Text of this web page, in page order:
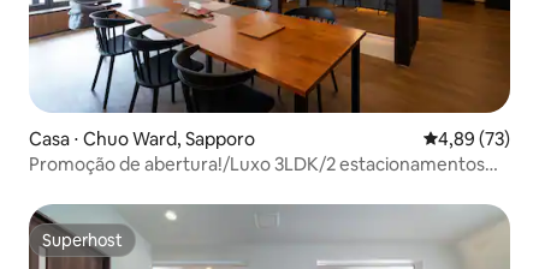
Casa ⋅ Chuo Ward, Sapporo 4,89 de uma
4,89 (73)
Promoção de abertura!/Luxo 3LDK/2 estacionamentos
100 anos
Superhost
Superhost